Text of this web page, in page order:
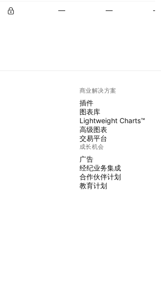
— — —
商业解决方案
插件
图表库
Lightweight Charts™
高级图表
交易平台
成长机会
广告
经纪业务集成
合作伙伴计划
教育计划